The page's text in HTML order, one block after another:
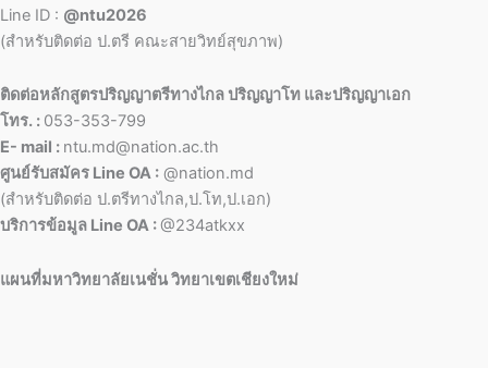
Line ID : @ntu2026
(สำหรับติดต่อ ป.ตรี คณะสายวิทย์สุขภาพ)
ติดต่อหลักสูตรปริญญาตรีทางไกล ปริญญาโท และปริญญาเอก
โทร. : 053-353-799
E- mail : ntu.md@nation.ac.th
ศูนย์รับสมัคร Line OA : @nation.md
(สำหรับติดต่อ ป.ตรีทางไกล,ป.โท,ป.เอก)
บริการข้อมูล Line OA :@234atkxx
แผนที่มหาวิทยาลัยเนชั่น วิทยาเขตเชียงใหม่